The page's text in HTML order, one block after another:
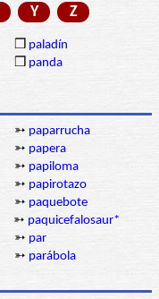
Y Z
❒ paladín
❒ panda
➳ paparrucha
➳ papera
➳ papiloma
➳ papirotazo
➳ paquebote
➳ paquicefalosaur*
➳ par
➳ parábola